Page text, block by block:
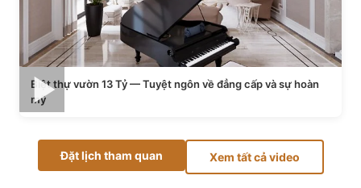
Biệt thự vườn 13 Tỷ — Tuyệt ngôn về đẳng cấp và sự hoàn
mỹ
Đặt lịch tham quan Xem tất cả video